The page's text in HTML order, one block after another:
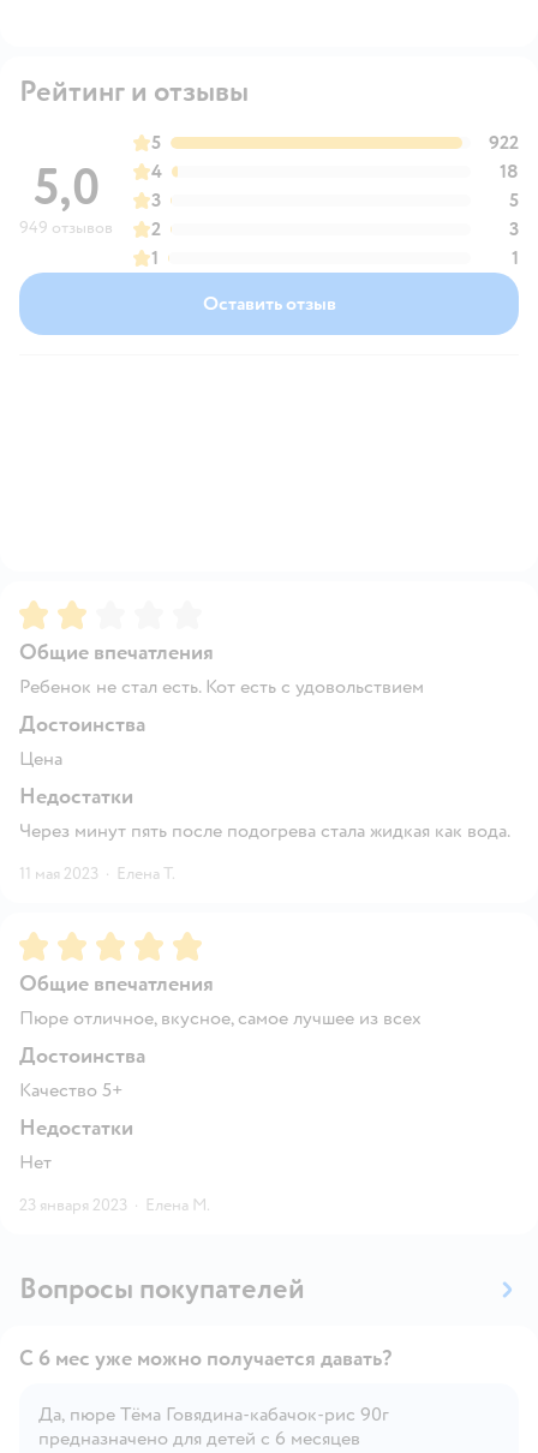
Рейтинг и отзывы
5,0
949 отзывов
5
922
4
18
3
5
2
3
1
1
Оставить отзыв
Рейтинг:
Общие впечатления
Ребенок не стал есть. Кот есть с удовольствием
Достоинства
Цена
Недостатки
Через минут пять после подогрева стала жидкая как вода.
11 мая 2023 · Елена Т.
Рейтинг:5
Общие впечатления
Пюре отличное, вкусное, самое лучшее из всех
Достоинства
Качество 5+
Недостатки
Нет
23 января 2023 · Елена М.
Вопросы покупателей
Открыть вопрос
С 6 мес уже можно получается давать?
Да, пюре Тёма Говядина-кабачок-рис 90г
предназначено для детей с 6 месяцев